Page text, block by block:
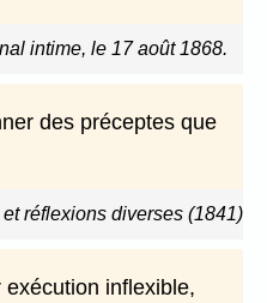
intime, le 17 août 1868.
des préceptes que
réflexions diverses (1841)
inflexible,